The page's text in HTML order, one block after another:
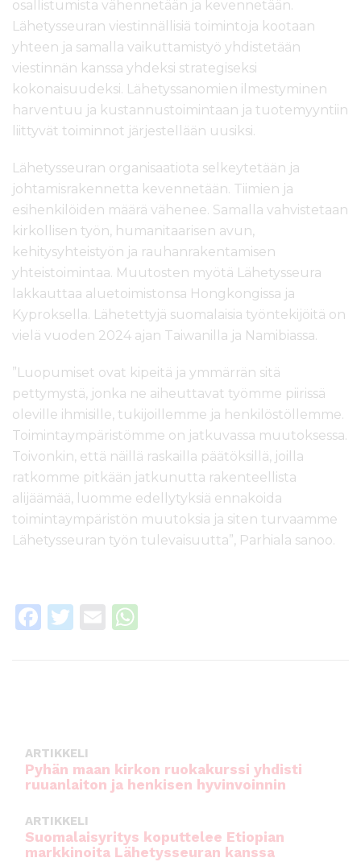
osallistumista vähennetään ja kevennetään.
Lähetysseuran viestinnällisiä toimintoja kootaan
yhteen ja samalla vaikuttamistyö yhdistetään
viestinnän kanssa yhdeksi strategiseksi
kokonaisuudeksi. Lähetyssanomien ilmestyminen
harventuu ja kustannustoimintaan ja tuotemyyntiin
liittyvät toiminnot järjestellään uusiksi.
Lähetysseuran organisaatiota selkeytetään ja
johtamisrakennetta kevennetään. Tiimien ja
esihenkilöiden määrä vähenee. Samalla vahvistetaan
kirkollisen työn, humanitaarisen avun,
kehitysyhteistyön ja rauhanrakentamisen
yhteistoimintaa. Muutosten myötä Lähetysseura
lakkauttaa aluetoimistonsa Hongkongissa ja
Kyproksella. Lähetettyjä suomalaisia työntekijöitä on
vielä vuoden 2024 ajan Taiwanilla ja Namibiassa.
”Luopumiset ovat kipeitä ja ymmärrän sitä
pettymystä, jonka ne aiheuttavat työmme piirissä
oleville ihmisille, tukijoillemme ja henkilöstöllemme.
Toimintaympäristömme on jatkuvassa muutoksessa.
Toivonkin, että näillä raskailla päätöksillä, joilla
ratkomme pitkään jatkunutta rakenteellista
alijäämää, luomme edellytyksiä ennakoida
toimintaympäristön muutoksia ja siten turvaamme
Lähetysseuran työn tulevaisuutta”, Parhiala sanoo.
F
o
o
k
T
E
p
ARTIKKELI
Pyhän maan kirkon ruokakurssi yhdisti
ruuanlaiton ja henkisen hyvinvoinnin
ARTIKKELI
Suomalaisyritys koputtelee Etiopian
markkinoita Lähetysseuran kanssa